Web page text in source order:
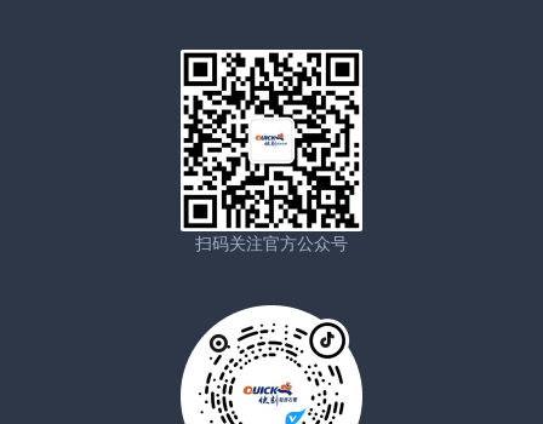
扫码关注官方公众号